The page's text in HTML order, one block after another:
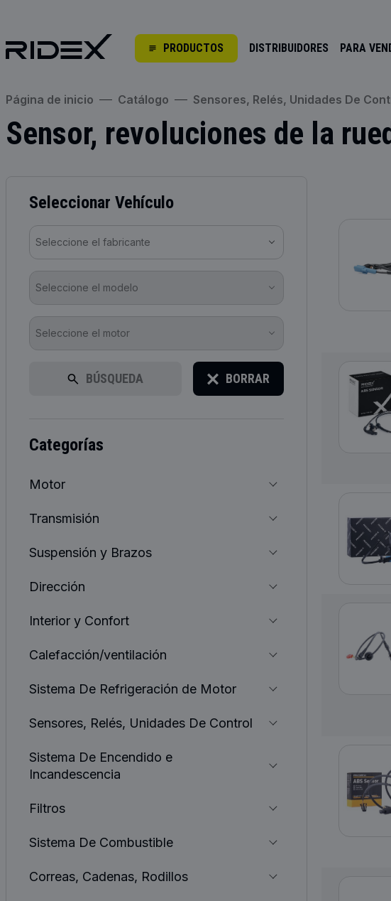
PRODUCTOS DISTRIBUIDORES PARA
Página de inicio Catálogo Sensores, Relés, Unidades De
Sensor, revoluciones de la
Seleccionar Vehículo
Seleccione el fabricante
Seleccione el modelo
Seleccione el motor
BÚSQUEDA BORRAR
categorías
Motor
Transmisión
Suspensión y Brazos
Dirección
Interior y Confort
Calefacción/ventilación
Sistema De Refrigeración de Motor
Sensores, Relés, Unidades De Control
Sistema De Encendido e
Incandescencia
Filtros
Sistema De Combustible
Correas, Cadenas, Rodillos